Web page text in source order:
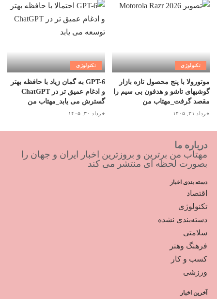
تکنولوژی
موتورولا با پنج محصول تازه بازار
گوشیهای تاشو و هدفون بی سیم را
مقصد گرفت_مهتاب من
خرداد ۳۱, ۱۴۰۵
تکنولوژی
GPT-6 به گمان زیاد با حافظه بهتر
و ادغام عمیق تر در ChatGPT
گسترش می یابد_مهتاب من
خرداد ۳۰, ۱۴۰۵
درباره ما
مهتاب من برترین و بروزترین اخبار ایران و جهان را
بصورت لحظه ای منتشر می کند
دسته بندی اخبار
اقتصاد
تکنولوژی
دسته‌بندی نشده
سلامتی
فرهنگ وهنر
کسب و کار
ورزشی
آخرین اخبار